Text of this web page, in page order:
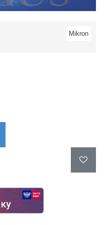
Mikron